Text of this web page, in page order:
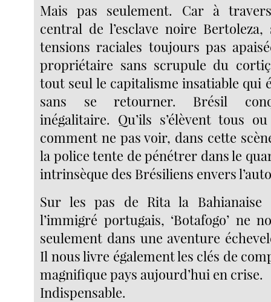
Mais pas seulement. Car à
central de l’esclave noire Bertoleza,
tensions raciales toujours pas
propriétaire sans scrupule du
tout seul le capitalisme insatiable qui
sans se retourner. Brésil
inégalitaire. Qu’ils s’élèvent tous
comment ne pas voir, dans cette
la police tente de pénétrer dans le
intrinsèque des Brésiliens envers
Sur les pas de Rita la Bahianaise
l’immigré portugais, ‘Botafogo’ ne
seulement dans une aventure
Il nous livre également les clés de
magnifique pays aujourd’hui en crise.
Indispensable.